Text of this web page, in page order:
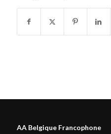
AA Belgique Francophone